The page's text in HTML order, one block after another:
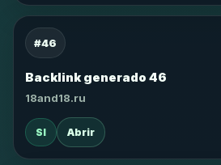
#46
Backlink generado 46
18and18.ru
SI Abrir